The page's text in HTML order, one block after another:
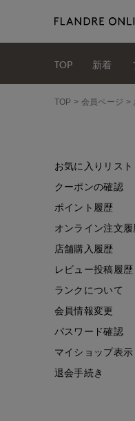
TOP 新着
TOP 会員ページ
お気に入りリスト
クーポンの確認
ポイント履歴
オンライン注文履
店舗購入履歴
レビュー投稿履歴
ランクについて
会員情報変更
パスワード確認
マイショップ表示
退会手続き